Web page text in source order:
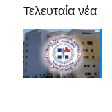
Τελευταία νέα